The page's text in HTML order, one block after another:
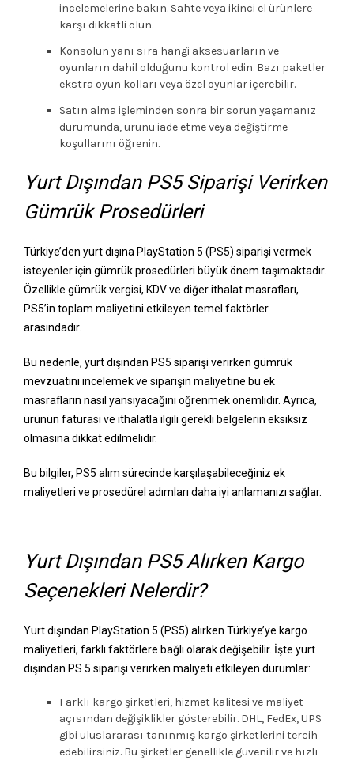
incelemelerine bakın. Sahte veya ikinci el ürünlere
karşı dikkatli olun.
Konsolun yanı sıra hangi aksesuarların ve
oyunların dahil olduğunu kontrol edin. Bazı paketler
ekstra oyun kolları veya özel oyunlar içerebilir.
Satın alma işleminden sonra bir sorun yaşamanız
durumunda, ürünü iade etme veya değiştirme
koşullarını öğrenin.
Yurt Dışından PS5 Siparişi Verirken
Gümrük Prosedürleri
Türkiye’den yurt dışına PlayStation 5 (PS5) siparişi vermek
isteyenler için gümrük prosedürleri büyük önem taşımaktadır.
Özellikle gümrük vergisi, KDV ve diğer ithalat masrafları,
PS5’in toplam maliyetini etkileyen temel faktörler
arasındadır.
Bu nedenle, yurt dışından PS5 siparişi verirken gümrük
mevzuatını incelemek ve siparişin maliyetine bu ek
masrafların nasıl yansıyacağını öğrenmek önemlidir. Ayrıca,
ürünün faturası ve ithalatla ilgili gerekli belgelerin eksiksiz
olmasına dikkat edilmelidir.
Bu bilgiler, PS5 alım sürecinde karşılaşabileceğiniz ek
maliyetleri ve prosedürel adımları daha iyi anlamanızı sağlar.
Yurt Dışından PS5 Alırken Kargo
Seçenekleri Nelerdir?
Yurt dışından PlayStation 5 (PS5) alırken Türkiye’ye kargo
maliyetleri, farklı faktörlere bağlı olarak değişebilir. İşte yurt
dışından PS 5 siparişi verirken maliyeti etkileyen durumlar:
Farklı kargo şirketleri, hizmet kalitesi ve maliyet
açısından değişiklikler gösterebilir. DHL, FedEx, UPS
gibi uluslararası tanınmış kargo şirketlerini tercih
edebilirsiniz. Bu şirketler genellikle güvenilir ve hızlı